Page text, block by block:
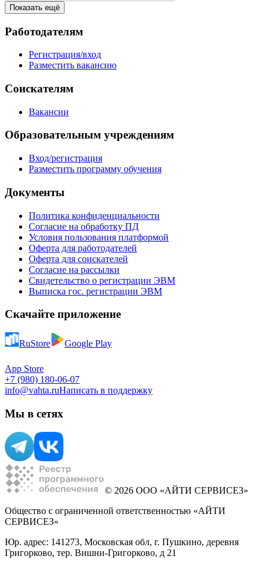
Показать ещё
Работодателям
Регистрация/вход
Разместить вакансию
Соискателям
Вакансии
Образовательным учреждениям
Вход/регистрация
Разместить программу обучения
Документы
Политика конфиденциальности
Согласие на обработку ПД
Условия пользования платформой
Оферта для работодателей
Оферта для соискателей
Согласие на рассылки
Свидетельство о регистрации ЭВМ
Выписка гос. регистрации ЭВМ
Скачайте приложение
RuStore Google Play
App Store
+7 (980) 180-06-07
info@vahta.ruНаписать в поддержку
Мы в сетях
© 2026 ООО «АЙТИ СЕРВИСЕЗ»
Общество с ограниченной ответственностью «АЙТИ
СЕРВИСЕЗ»
Юр. адрес: 141273, Московская обл, г. Пушкино, деревня
Григорково, тер. Вишни-Григорково, д 21